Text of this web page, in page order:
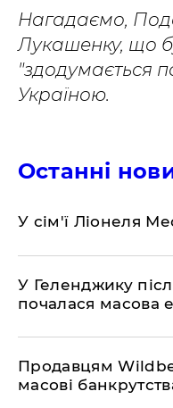
Нагадаємо,
Лукашенку, що
"здодумається
Україною.
Останні
У сім'ї Ліонеля
У Геленджику
почалася масова
Продавцям
масові